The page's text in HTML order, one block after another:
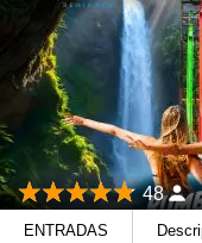
48
ENTRADAS